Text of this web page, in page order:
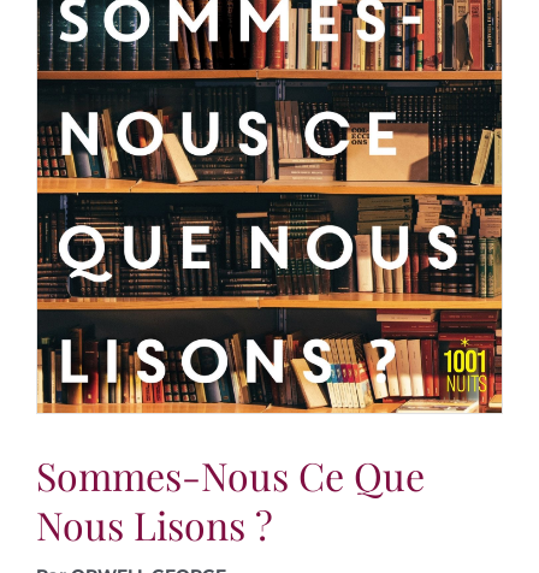
Sommes-Nous Ce Que
Nous Lisons ?